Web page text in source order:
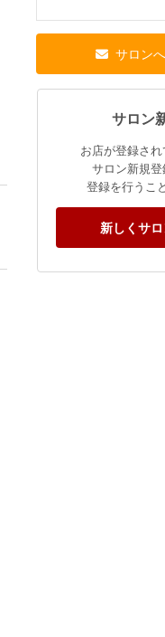
サロン
サロン
お店が登録さ
サロン新規
登録を行うこ
新しくサ